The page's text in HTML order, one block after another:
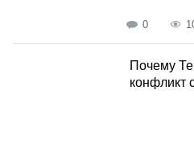
0
Почему
конфликт